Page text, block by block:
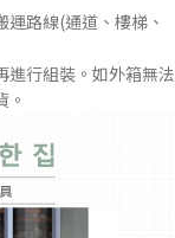
路線(通道、樓梯、
行組裝。如外箱無法